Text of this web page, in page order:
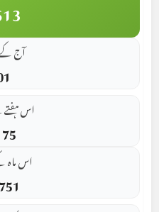
آج کے
اس ہفتے
اس ماہ